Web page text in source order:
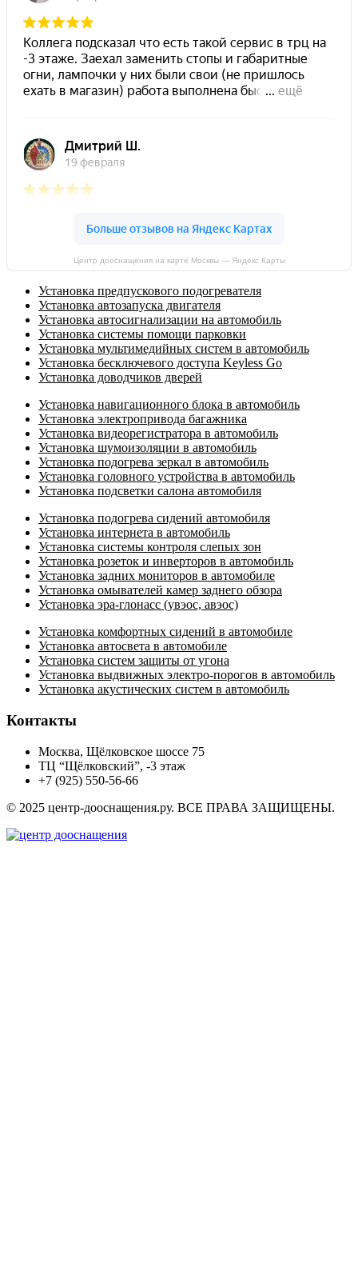
Центр дооснащения на карте Москвы — Яндекс Карты
Установка предпускового подогревателя
Установка автозапуска двигателя
Установка автосигнализации на автомобиль
Установка системы помощи парковки
Установка мультимедийных систем в автомобиль
Установка бесключевого доступа Keyless Go
Установка доводчиков дверей
Установка навигационного блока в автомобиль
Установка электропривода багажника
Установка видеорегистратора в автомобиль
Установка шумоизоляции в автомобиль
Установка подогрева зеркал в автомобиль
Установка головного устройства в автомобиль
Установка подсветки салона автомобиля
Установка подогрева сидений автомобиля
Установка интернета в автомобиль
Установка системы контроля слепых зон
Установка розеток и инверторов в автомобиль
Установка задних мониторов в автомобиле
Установка омывателей камер заднего обзора
Установка эра-глонасс (увэос, авэос)
Установка комфортных сидений в автомобиле
Установка автосвета в автомобиле
Установка систем защиты от угона
Установка выдвижных электро-порогов в автомобиль
Установка акустических систем в автомобиль
Контакты
Москва, Щёлковское шоссе 75
ТЦ “Щёлковский”, -3 этаж
+7 (925) 550-56-66
© 2025 центр-дооснащения.ру. ВСЕ ПРАВА ЗАЩИЩЕНЫ.